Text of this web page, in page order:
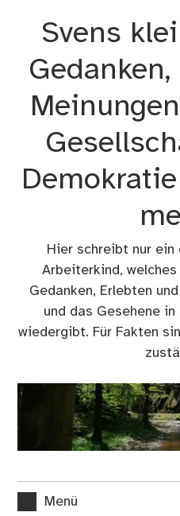
Svens
Hier schreibt nur ein
Arbeiterkind,
Gedanken, Erlebten
und das Gesehene
wiedergibt. Für Fakten
Menü